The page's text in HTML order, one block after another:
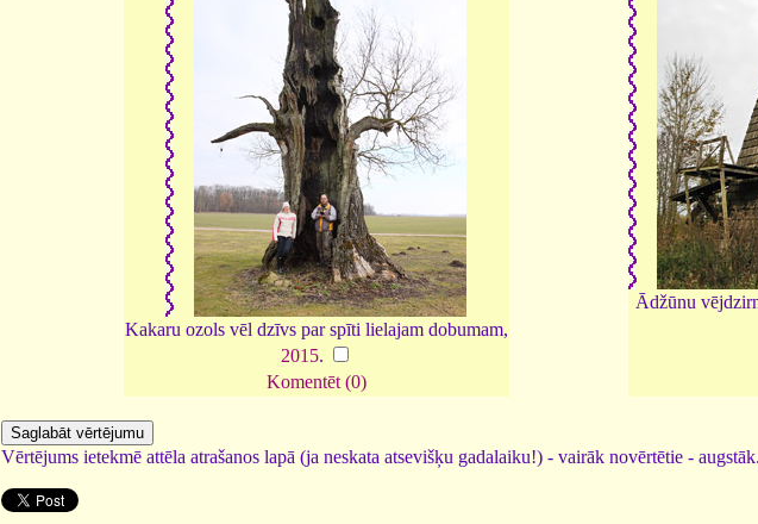
Kakaru ozols vēl dzīvs par spīti lielajam dobumam,
2015.
Komentēt (0)
Ādžūnu
Vērtējums ietekmē attēla atrašanos lapā (ja neskata atsevišķu gadalaiku!) - vairāk novērtētie - augstāk.